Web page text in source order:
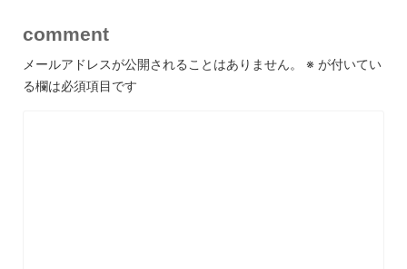
comment
メールアドレスが公開されることはありません。 ※ が付いてい
る欄は必須項目です